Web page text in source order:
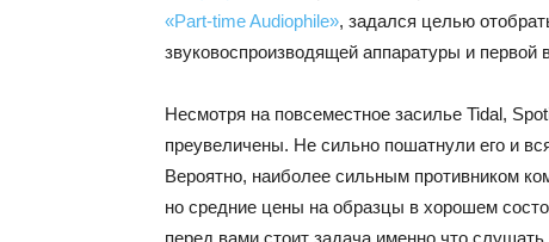
«Part-time Audiophile», задался целью
звуковоспроизводящей аппаратуры и первой
Несмотря на повсеместное засилье Tidal,
преувеличены. Не сильно пошатнули его и
Вероятно, наиболее сильным противником
но средние цены на образцы в хорошем
перед вами стоит задача именно что